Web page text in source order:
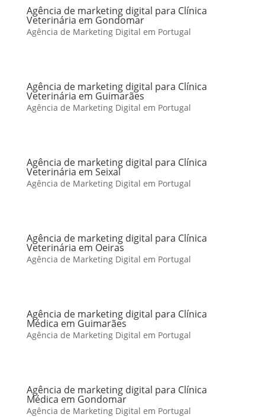
Agência de marketing digital para Clínica
Veterinária em Gondomar
Agência de Marketing Digital em Portugal
Agência de marketing digital para Clínica
Veterinária em Guimarães
Agência de Marketing Digital em Portugal
Agência de marketing digital para Clínica
Veterinária em Seixal
Agência de Marketing Digital em Portugal
Agência de marketing digital para Clínica
Veterinária em Oeiras
Agência de Marketing Digital em Portugal
Agência de marketing digital para Clínica
Médica em Guimarães
Agência de Marketing Digital em Portugal
Agência de marketing digital para Clínica
Médica em Gondomar
Agência de Marketing Digital em Portugal